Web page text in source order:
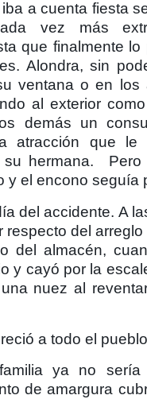
a cuenta fiesta
vez más
que finalmente lo
Alondra, sin
ventana o en los
al exterior
demás un
atracción que le
hermana. Pero
y el encono seguía
del accidente. A
respecto del arreglo
del almacén,
y cayó por la
nuez al
a todo el
ya no sería
de amargura